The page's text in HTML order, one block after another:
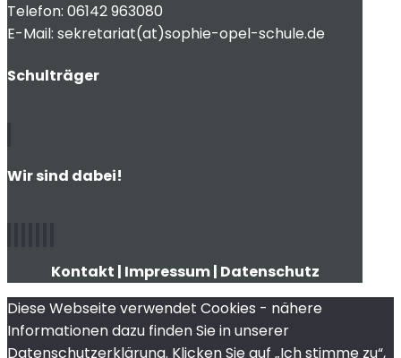
Telefon: 06142 963080
E-Mail: sekretariat(at)sophie-opel-schule.de
Schulträger
Wir sind dabei!
Kontakt | Impressum| Datenschutz
Diese Webseite verwendet Cookies - nähere
Informationen dazu finden Sie in unserer
Datenschutzerklärung. Klicken Sie auf „Ich stimme zu“,